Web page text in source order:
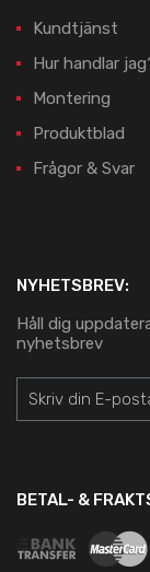
Kundtjänst
Hur handlar
Montering
Produktblad
Frågor & Svar
NYHETSBREV:
Håll dig
nyhetsbrev
BETAL- &